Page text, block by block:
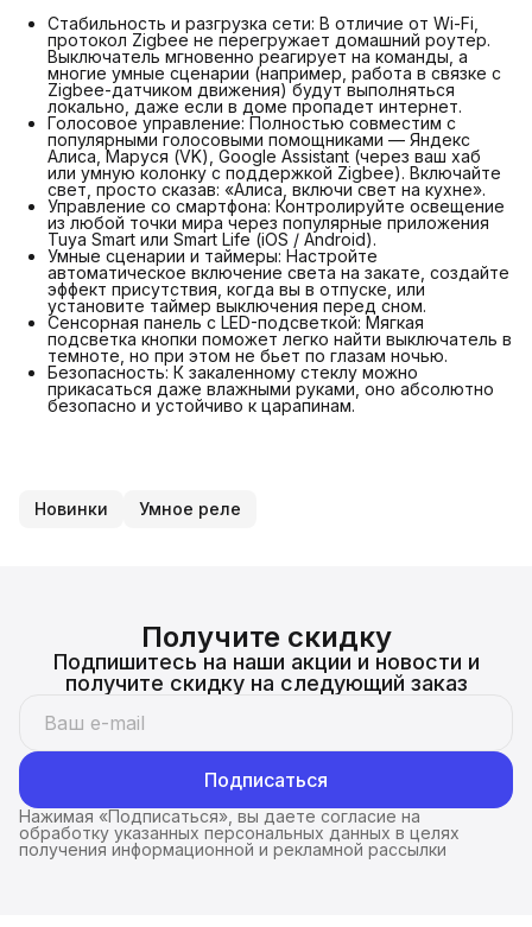
Стабильность и разгрузка сети: В отличие от Wi-Fi,
протокол Zigbee не перегружает домашний роутер.
Выключатель мгновенно реагирует на команды, а
многие умные сценарии (например, работа в связке с
Zigbee-датчиком движения) будут выполняться
локально, даже если в доме пропадет интернет.
Голосовое управление: Полностью совместим с
популярными голосовыми помощниками — Яндекс
Алиса, Маруся (VK), Google Assistant (через ваш хаб
или умную колонку с поддержкой Zigbee). Включайте
свет, просто сказав: «Алиса, включи свет на кухне».
Управление со смартфона: Контролируйте освещение
из любой точки мира через популярные приложения
Tuya Smart или Smart Life (iOS / Android).
Умные сценарии и таймеры: Настройте
автоматическое включение света на закате, создайте
эффект присутствия, когда вы в отпуске, или
установите таймер выключения перед сном.
Сенсорная панель с LED-подсветкой: Мягкая
подсветка кнопки поможет легко найти выключатель в
темноте, но при этом не бьет по глазам ночью.
Безопасность: К закаленному стеклу можно
прикасаться даже влажными руками, оно абсолютно
безопасно и устойчиво к царапинам.
Новинки Умное реле
Получите скидку
Подпишитесь на наши акции и новости и
получите скидку на следующий заказ
Подписаться
Нажимая «Подписаться», вы даете согласие на
обработку указанных персональных данных в целях
получения информационной и рекламной рассылки